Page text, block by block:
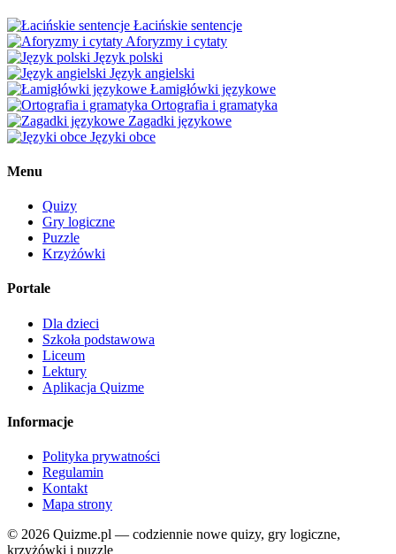
Łacińskie sentencje
Aforyzmy i cytaty
Język polski
Język angielski
Łamigłówki językowe
Ortografia i gramatyka
Zagadki językowe
Języki obce
Menu
Quizy
Gry logiczne
Puzzle
Krzyżówki
Portale
Dla dzieci
Szkoła podstawowa
Liceum
Lektury
Aplikacja Quizme
Informacje
Polityka prywatności
Regulamin
Kontakt
Mapa strony
© 2026 Quizme.pl — codziennie nowe quizy, gry logiczne,
krzyżówki i puzzle